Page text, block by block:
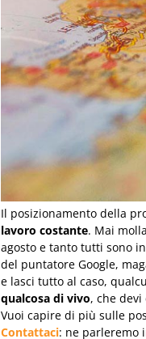
Il posizionamento della
lavoro costante. Mai
agosto e tanto tutti sono
del puntatore Google,
e lasci tutto al caso,
qualcosa di vivo, che
Vuoi capire di più sulle
Contattaci: ne parleremo